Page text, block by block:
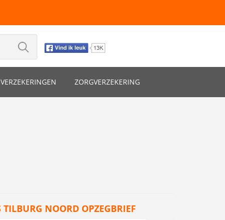
VERZEKERINGEN ZORGVERZEKERING
NOORD OPZEGBRIEF